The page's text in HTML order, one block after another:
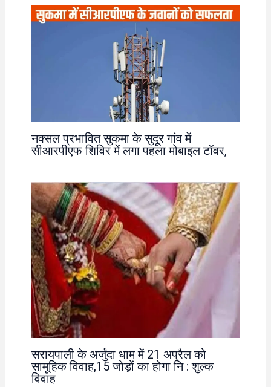
नक्सल प्रभावित सुकमा के सुदूर गांव में
सीआरपीएफ शिविर में लगा पहला मोबाइल टॉवर,
सरायपाली के अर्जुंदा धाम में 21 अप्रैल को
सामूहिक विवाह,15 जोड़ों का होगा नि : शुल्क
विवाह